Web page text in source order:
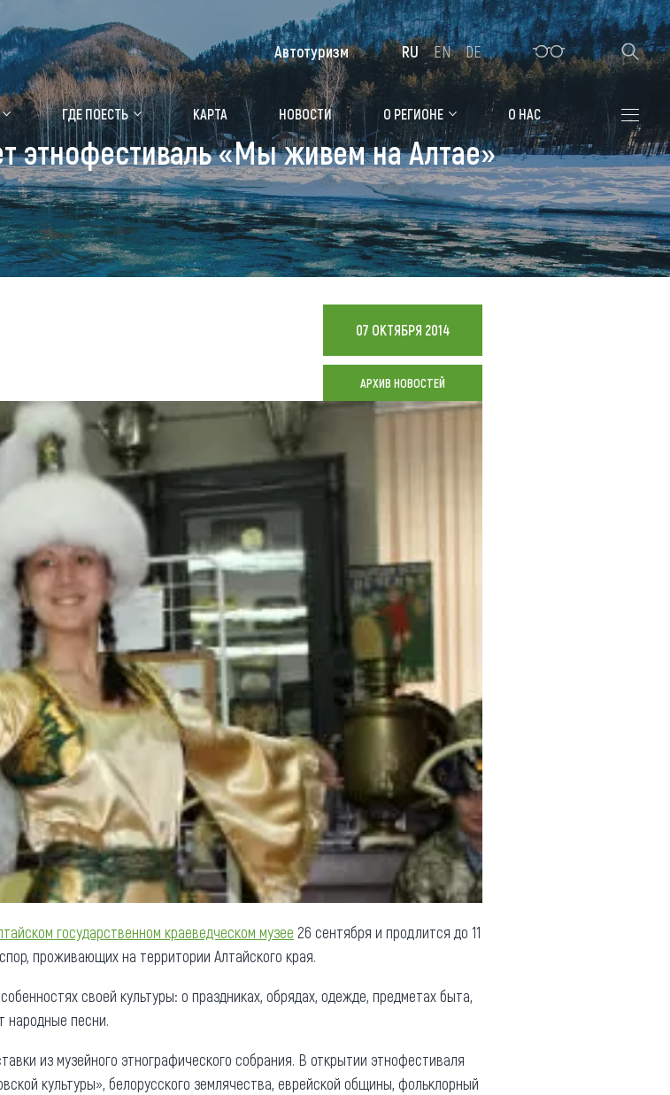
Медицинский форум Алтайская зимовка
Чем заняться
Календарь событий
Аудиогид
Мой маршрут
Где остановиться
Санатории
Гостиницы, отели
Коттеджи, базы
Сельские усадьбы
Мотели, придорожные отели
О регионе
Общая информация
Как добраться
Люди, прославившие Алтай
Карты и буклеты
Коллекция впечатлений
ГДЕ ПОЕСТЬ КАРТА НОВОСТИ О РЕГИОНЕ О НАС
Автотуризм RU EN DE
этнофестиваль «Мы живем на Алтае»
07 ОКТЯБРЯ 2014
АРХИВ НОВОСТЕЙ
государственном краеведческом музее 26 сентября и продлится до 11
проживающих на территории Алтайского края.
своей культуры: о праздниках, обрядах, одежде, предметах быта,
народные песни.
из музейного этнографического собрания. В открытии этнофестиваля
культуры», белорусского землячества, еврейской общины, фольклорный